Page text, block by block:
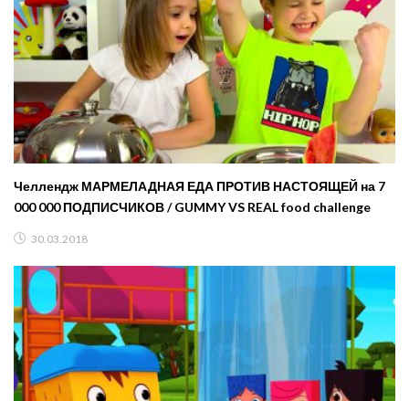
Челлендж МАРМЕЛАДНАЯ ЕДА ПРОТИВ НАСТОЯЩЕЙ на 7
000 000 ПОДПИСЧИКОВ / GUMMY VS REAL food challenge
30.03.2018